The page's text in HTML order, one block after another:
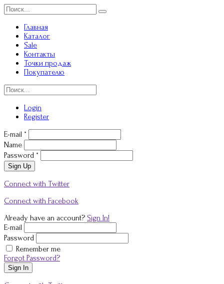
Главная
Каталог
Sale
Контакты
Точки продаж
Покупателю
Login
Register
E-mail *
Name
Password *
Sign Up
Connect with Twitter
Connect with Facebook
Already have an account? Sign In!
E-mail
Password
Remember me
Forgot Password?
Sign In